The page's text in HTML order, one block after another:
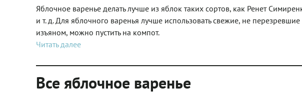
Яблочное варенье делать лучше из яблок таких сортов, как Ренет
и т. д. Для яблочного варенья лучше использовать свежие, не
изъяном, можно пустить на компот.
Читать далее
Все яблочное варенье